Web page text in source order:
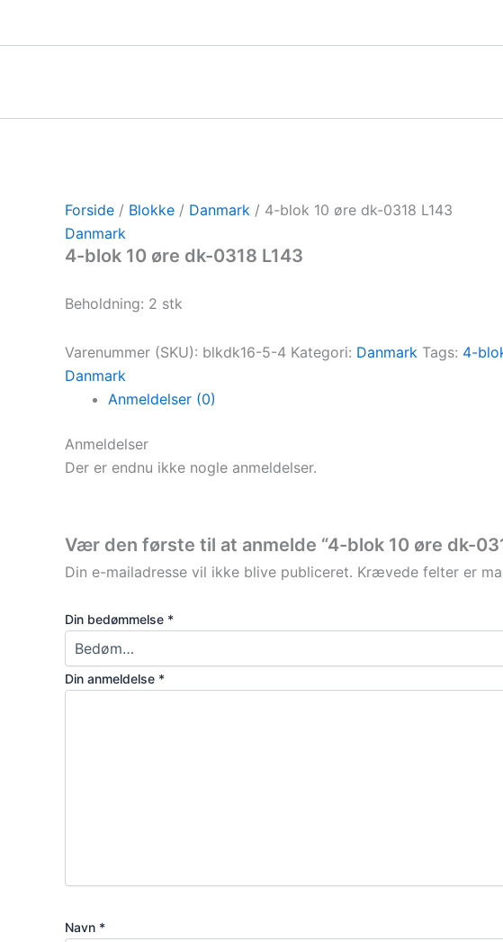
Forside / Blokke / Danmark / 4-blok 10 øre dk-0318 L143
Danmark
4-blok 10 øre dk-0318 L143
Beholdning: 2 stk
Varenummer (SKU): blkdk16-5-4 Kategori: Danmark Tags: 4-
Danmark
Anmeldelser (0)
Anmeldelser
Der er endnu ikke nogle anmeldelser.
Vær den første til at anmelde “4-blok 10 øre dk-
Din e-mailadresse vil ikke blive publiceret. Krævede felter er
Din bedømmelse *
Din anmeldelse *
Navn *